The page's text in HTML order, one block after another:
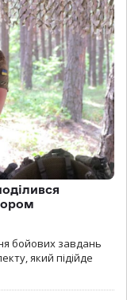
бойових завдань
який підійде